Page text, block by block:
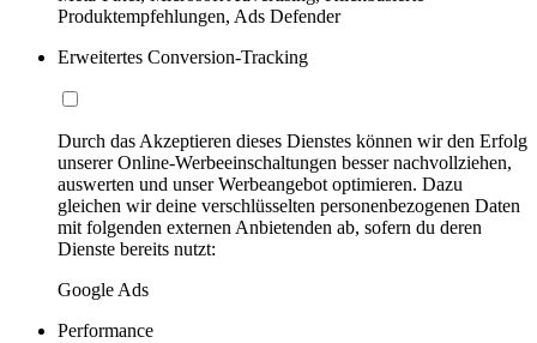
Produktempfehlungen, Ads Defender
Erweitertes Conversion-Tracking
Durch das Akzeptieren dieses Dienstes können wir den Erfolg
unserer Online-Werbeeinschaltungen besser nachvollziehen,
auswerten und unser Werbeangebot optimieren. Dazu
gleichen wir deine verschlüsselten personenbezogenen Daten
mit folgenden externen Anbietenden ab, sofern du deren
Dienste bereits nutzt:
Google Ads
Performance